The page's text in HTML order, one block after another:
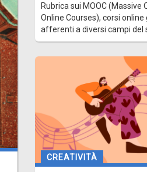
Rubrica sui MOOC (Massive
Online Courses), corsi online
afferenti a diversi campi del
CREATIVITÀ